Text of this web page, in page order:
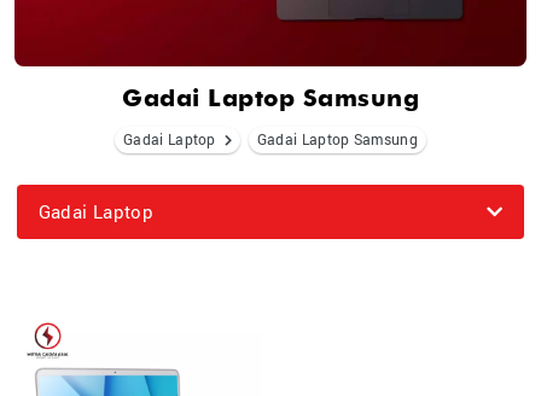
Gadai Laptop Samsung
Gadai Laptop Gadai Laptop Samsung
Gadai Laptop